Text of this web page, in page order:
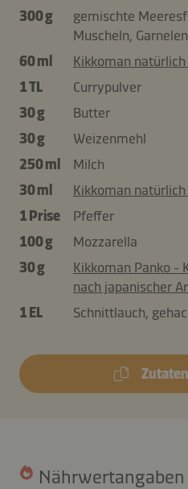
300 g
gemischte
Muscheln,
60 ml
Kikkoman
1 TL
Currypulver
30 g
Butter
30 g
Weizenmehl
250 ml
Milch
30 ml
Kikkoman
1 Prise
Pfeffer
100 g
Mozzarella
30 g
Kikkoman Panko -
nach japanischer
1 EL
Schnittlauch,
Nährwertangaben